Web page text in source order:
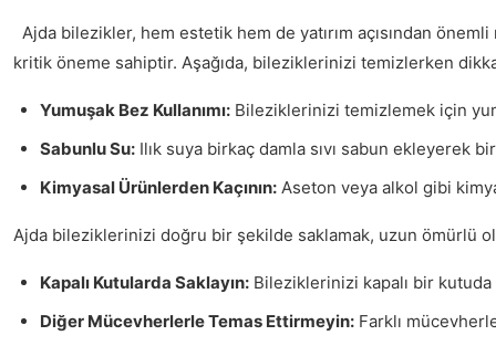
Ajda bilezikler, hem estetik hem de yatırım açısından
kritik öneme sahiptir. Aşağıda, bileziklerinizi temizlerken
Yumuşak Bez Kullanımı: Bileziklerinizi temizlemek için
Sabunlu Su: Ilık suya birkaç damla sıvı sabun ekleyerek
Kimyasal Ürünlerden Kaçının: Aseton veya alkol gibi
Ajda bileziklerinizi doğru bir şekilde saklamak, uzun ömürlü
Kapalı Kutularda Saklayın: Bileziklerinizi kapalı bir
Diğer Mücevherlerle Temas Ettirmeyin: Farklı